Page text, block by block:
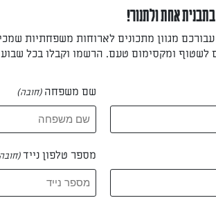
לערבב עם המדליון כוסברה, ואת החצי
אחת ולתנור!
מגוון מתכונים לארוחות משפחתיות
לשטוף ומקסימום טעם. הרשמו וקבלו בכל
שם משפחה (חובה)
מספר טלפון נייד